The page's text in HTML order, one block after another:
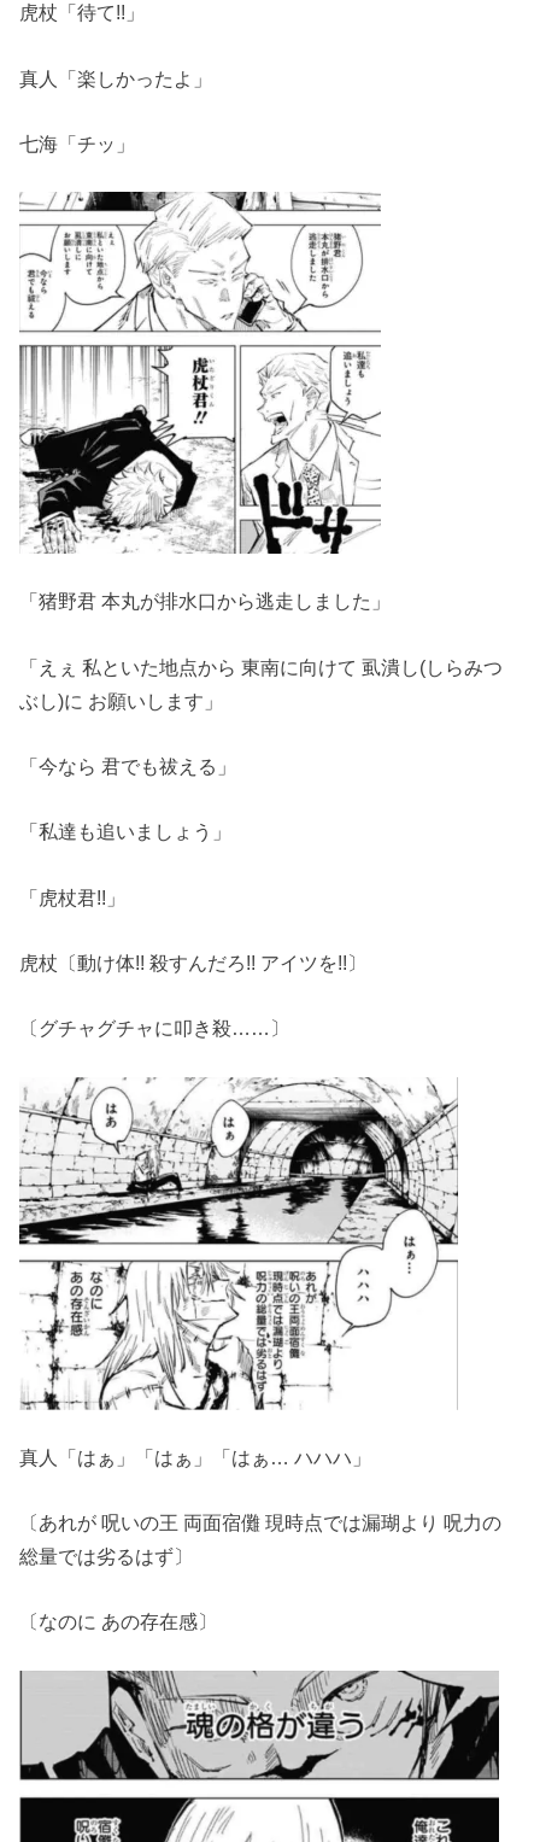
虎杖「待て!!」
真人「楽しかったよ」
七海「チッ」
「猪野君 本丸が排水口から逃走しました」
「えぇ 私といた地点から 東南に向けて 虱潰し(しらみつ
ぶし)に お願いします」
「今なら 君でも祓える」
「私達も追いましょう」
「虎杖君!!」
虎杖〔動け体!! 殺すんだろ!! アイツを!!〕
〔グチャグチャに叩き殺……〕
真人「はぁ」「はぁ」「はぁ… ハハハ」
〔あれが 呪いの王 両面宿儺 現時点では漏瑚より 呪力の
総量では劣るはず〕
〔なのに あの存在感〕